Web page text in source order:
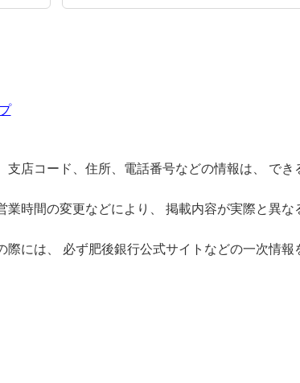
店コード、住所、電話番号などの情報は、 でき
業時間の変更などにより、 掲載内容が実際と異な
には、 必ず肥後銀行公式サイトなどの一次情報